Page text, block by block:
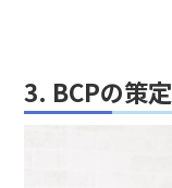
3. BCPの策